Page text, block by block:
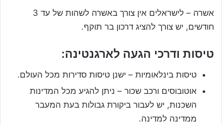
אשרה – לישראלים אין צורך באשרה לשהות של עד 3
חודשים, יש צורך להציג דרכון בר תוקף.
טיסות ודרכי הגעה לארגנטינה:
טיסות בינלאומיות – ישנן טיסות סדירות מכל העולם.
אוטובוסים ורכב שכור – ניתן להגיע מכל המדינות
השכנות, יש לעבור ביקורת גבולות בעת המעבר
ממדינה למדינה.